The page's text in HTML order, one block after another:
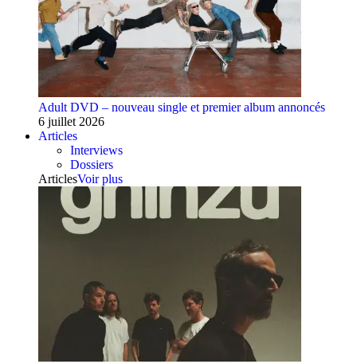
Adult DVD – nouveau single et premier album annoncés
6 juillet 2026
Articles
Interviews
Dossiers
ArticlesVoir plus